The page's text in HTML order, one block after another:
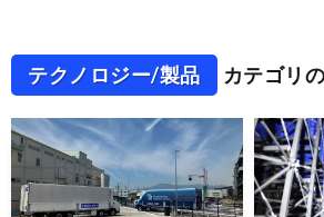
テクノロジー/製品 カテゴリ